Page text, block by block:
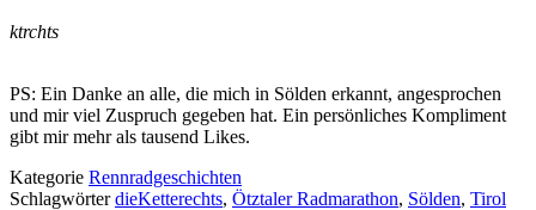
ktrchts
PS: Ein Danke an alle, die mich in Sölden erkannt, angesprochen
und mir viel Zuspruch gegeben hat. Ein persönliches Kompliment
gibt mir mehr als tausend Likes.
Kategorie Rennradgeschichten
SchlagwörterdieKetterechts, Ötztaler Radmarathon, Sölden, Tirol